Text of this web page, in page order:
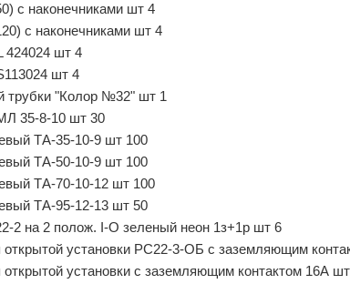
с наконечниками шт 4
с наконечниками шт 4
424024 шт 4
шт 4
трубки "Колор №32" шт 1
35-8-10 шт 30
ТА-35-10-9 шт 100
ТА-50-10-9 шт 100
ТА-70-10-12 шт 100
ТА-95-12-13 шт 50
2 на 2 полож. I-O зеленый неон 1з+1р шт 6
открытой установки РС22-3-ОБ с заземляющим
открытой установки с заземляющим контактом 16А